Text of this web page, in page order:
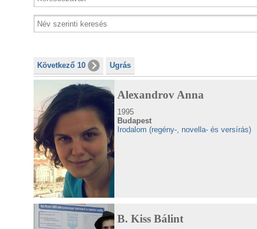
Következő 10 Ugrás
Alexandrov Anna
1995
Budapest
Irodalom (regény-, novella- és versírás)
B. Kiss Bálint